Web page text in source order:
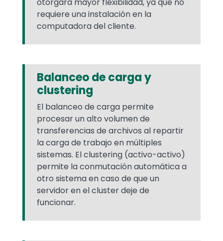
requiere una instalación en la
computadora del cliente.
Balanceo de carga y
clustering
El balanceo de carga permite
procesar un alto volumen de
transferencias de archivos al repartir
la carga de trabajo en múltiples
sistemas. El clustering (activo-activo)
permite la conmutación automática a
otro sistema en caso de que un
servidor en el cluster deje de
funcionar.